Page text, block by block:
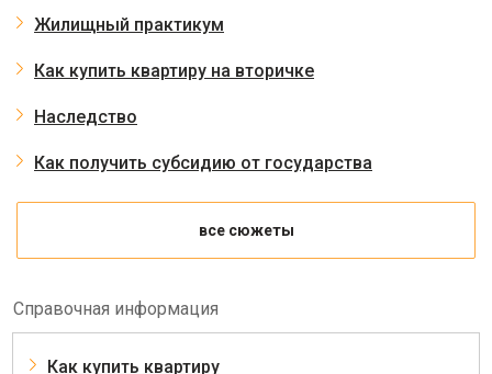
Жилищный практикум
Как купить квартиру на вторичке
Наследство
Как получить субсидию от государства
все сюжеты
Справочная информация
Как купить квартиру